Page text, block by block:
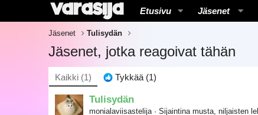
Etusivu Jäsenet
Jäsenet Tulisydän
Jäsenet, jotka reagoivat tähän
Kaikki (1) Tykkää (1)
Tulisydän
monialaviisastelija · Sijaintina musta, niljaisten